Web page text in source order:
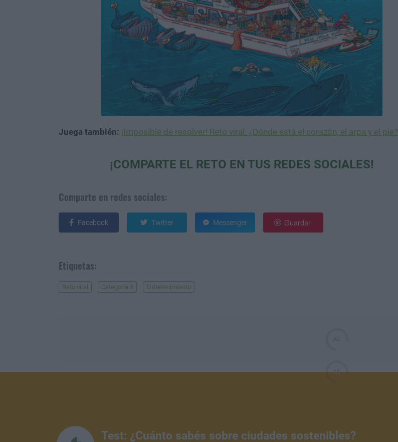
Juega también: ¡Imposible de resolver! Reto viral: ¿Dónde está el corazón, el arpa y el pie?
¡COMPARTE EL RETO EN TUS REDES SOCIALES!
Comparte en redes sociales:
Facebook Twitter Messenger Guardar
Etiquetas:
Reto viral Categoría 5 Entretenimiento
Test: ¿Cuánto sabés sobre ciudades sostenibles?